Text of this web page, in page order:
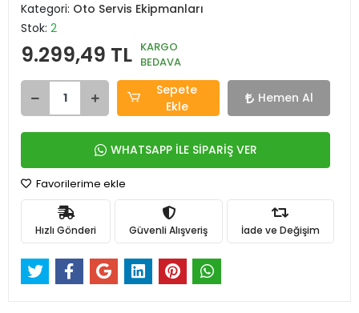
Kategori: Oto Servis Ekipmanları
Stok: 2
9.299,49 TL KARGO
BEDAVA
Sepete
Ekle
Hemen Al
WHATSAPP İLE SİPARİŞ VER
Favorilerime ekle
Hızlı Gönderi Güvenli Alışveriş İade ve Değişim